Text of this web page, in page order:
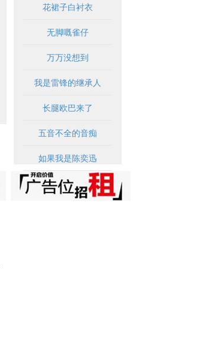
花裙子白衬衣
无脚嘅雀仔
万万没想到
我是雷锋的继承人
长腿欧巴来了
五音不全的音痴
如果我是陈奕迅